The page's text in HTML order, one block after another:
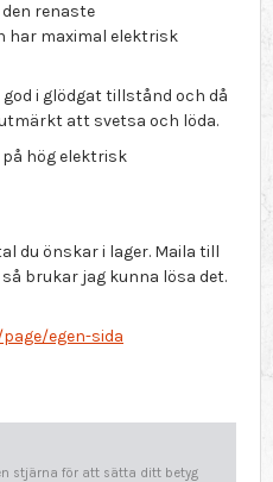
renaste
har maximal elektrisk
i glödgat tillstånd och då
att svetsa och löda.
hög elektrisk
du önskar i lager. Maila till
brukar jag kunna lösa det.
egen-sida
stjärna för att sätta ditt betyg